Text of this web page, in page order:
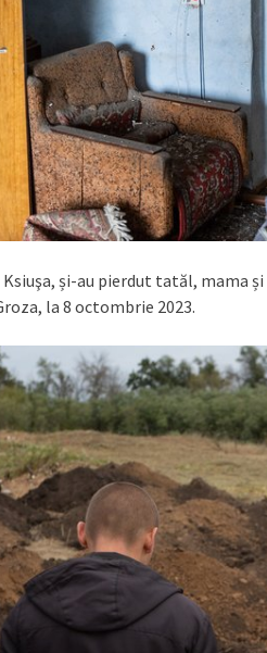
Ksiuşa, și-au pierdut tatăl, mama
la 8 octombrie 2023.